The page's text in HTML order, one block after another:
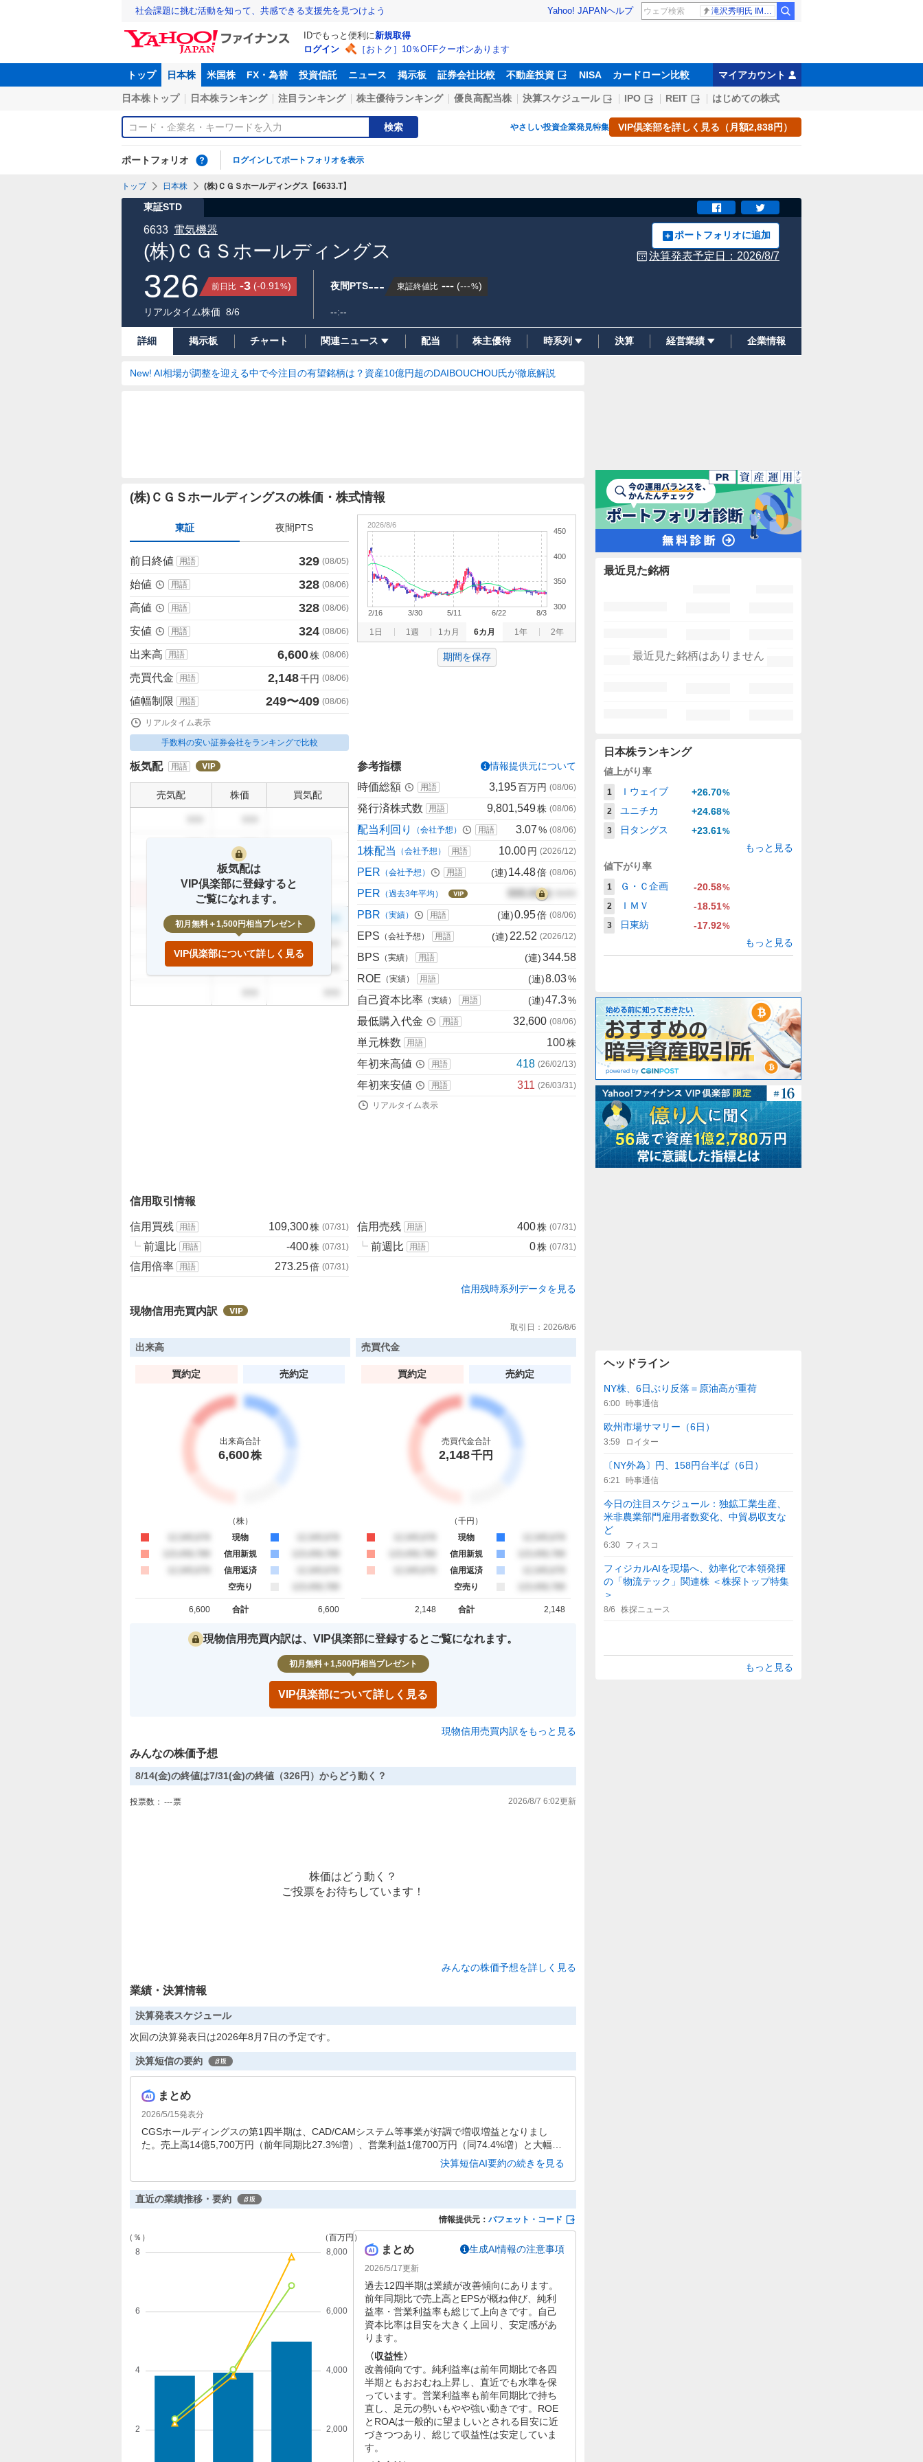
社会課題に挑む活動を知って、共感できる支援先を見つけよう Yahoo! JAPANヘルプ 滝沢秀明氏 IMPACT26
IDでもっと便利に新規取得
ログイン
［おトク］10％OFFクーポンあります
トップ 日本株 米国株 FX・為替 投資信託 ニュース 掲示板 証券会社比較 不動産投資 NISA カードローン比較 マイアカウント
日本株トップ 日本株ランキング 注目ランキング 株主優待ランキング 優良高配当株 決算スケジュール IPO REIT はじめての株式
検索 やさしい投資企業発見特集 VIP倶楽部を詳しく見る（月額2,838円）
ポートフォリオ ログインしてポートフォリオを表示
トップ 日本株 (株)ＣＧＳホールディングス【6633.T】
東証STD
(株)ＣＧＳホールディングス
6633 電気機器 ポートフォリオに追加
決算発表予定日： 2026/8/7
326 前日比 -3 (-0.91%)
リアルタイム株価 8/6
夜間PTS--- 東証終値比 --- (---%)
--:--
詳細 掲示板 チャート 関連ニュース 配当 株主優待 時系列 決算 経営業績 企業情報
New! AI相場が調整を迎える中で今注目の有望銘柄は？資産10億円超のDAIBOUCHOU氏が徹底解説
(株)ＣＧＳホールディングスの株価・株式情報
価
値
東証 夜間PTS
前日終値 用語 329 (08/05)
始値 用語 328 (08/06)
高値 用語 328 (08/06)
安値 用語 324 (08/06)
出来高 用語 6,600株 (08/06)
売買代金 用語 2,148千円 (08/06)
値幅制限 用語 249〜409 (08/06)
リアルタイム表示
手数料の安い証券会社をランキングで比較
1日 1週 1カ月 6カ月 1年 2年
300
350
400
450
2/16 3/30 5/11 6/22 8/3
2026/8/6
期間を保存
板気配 用語
売気配 株価 買気配
999
999 999
999
999
999
板気配は
VIP倶楽部に登録すると
ご覧になれます。
初月無料＋1,500円相当プレゼント
VIP倶楽部について詳しく見る
参考指標 情報提供元について
時価総額 用語 3,195百万円 (08/06)
発行済株式数 用語 9,801,549株 (08/06)
配当利回り （会社予想） 用語 3.07% (08/06)
1株配当 （会社予想） 用語 10.00円 (2026/12)
PER （会社予想） 用語 (連)14.48倍 (08/06)
PER （過去3年平均） 000.00倍
PBR （実績） 用語 (連)0.95倍 (08/06)
EPS （会社予想） 用語 (連) 22.52 (2026/12)
BPS （実績） 用語 (連)344.58
ROE （実績） 用語 (連)8.03%
自己資本比率 （実績） 用語 (連)47.3%
最低購入代金 用語 32,600 (08/06)
単元株数 用語 100株
年初来高値 用語 418 (26/02/13)
年初来安値 用語 311 (26/03/31 )
リアルタイム表示
信用取引情報
信用買残 用語 109,300株 (07/31 )
┗ 前週比 用語 -400株 (07/31 )
信用倍率 用語 273.25倍 (07/31 )
信用売残 用語 400株 (07/31 )
┗ 前週比 用語 0株 (07/31 )
信用残時系列データを見る
現物信用売買内訳
取引日： 2026/8/6
出来高
買約定 売約定
出来高合計
6,600株
（株）
現物
信用新規
信用返済
空売り
合計
6,600 6,600
売買代金
買約定 売約定
売買代金合計
2,148千円
（千円 ）
現物
信用新規
信用返済
空売り
合計
2,148 2,148
現物信用売買内訳は、VIP倶楽部に登録するとご覧になれます。
初月無料＋1,500円相当プレゼント
VIP倶楽部について詳しく見る
現物信用売買内訳をもっと見る
みんなの株価予想
8/14(金)の終値は7/31(金)の終値（326円）からどう動く？
投票数： ---票 2026/8/7 6:02更新
株価はどう動く？
ご投票をお待ちしています！
みんなの株価予想を詳しく見る
業績・決算情報
決算発表スケジュール
次回の決算発表日は2026年8月7日の予定です。
決算短信の要約
まとめ
2026/5/15発表分
CGSホールディングスの第1四半期は、CAD/CAMシステム等事業が好調で増収増益となりまし
た。売上高14億5,700万円（前年同期比27.3%増）、営業利益1億700万円（同74.4%増）と大幅な
成長を遂げています。一方で、金型製造事業の不振により親会社株主に帰属する四半期純利益は減
決算短信AI要約の続きを見る
直近の業績推移・要約
情報提供元： バフェット・コード
まとめ 生成AI情報の注意事項
2026/5/17更新
過去12四半期は業績が改善傾向にあります。
前年同期比で売上高とEPSが概ね伸び、純利
益率・営業利益率も総じて上向きです。自己
資本比率は目安を大きく上回り、安定感があ
ります。
〈収益性〉
改善傾向です。純利益率は前年同期比で各四
半期ともおおむね上昇し、直近でも水準を保
っています。営業利益率も前年同期比で持ち
直し、足元の勢いもやや強い動きです。ROE
とROAは一般的に望ましいとされる目安に近
づきつつあり、総じて収益性は安定していま
す。
最近見た銘柄
最近見た銘柄はありません
日本株ランキング
値上がり率
1 Ｉウェイブ +26.70%
2
ユニチカ +24.68%
3
日タングス +23.61%
もっと見る
値下がり率
1 Ｇ・Ｃ企画 -20.58%
2
ＩＭＶ -18.51%
3
日東紡 -17.92%
もっと見る
ヘッドライン
NY株、6日ぶり反落＝原油高が重荷
6:00 時事通信
欧州市場サマリー（6日）
3:59 ロイター
〔NY外為〕円、158円台半ば（6日）
6:21 時事通信
今日の注目スケジュール：独鉱工業生産、
米非農業部門雇用者数変化、中貿易収支な
ど
6:30 フィスコ
フィジカルAIを現場へ、効率化で本領発揮
の「物流テック」関連株 ＜株探トップ特集
＞
8/6 株探ニュース
もっと見る